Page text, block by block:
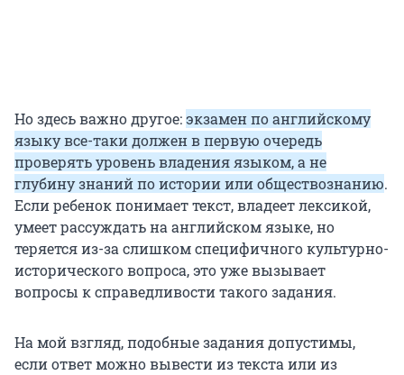
Но здесь важно другое:экзамен по английскому
языку все-таки должен в первую очередь
проверять уровень владения языком, а не
глубину знаний по истории или обществознанию.
Если ребенок понимает текст, владеет лексикой,
умеет рассуждать на английском языке, но
теряется из-за слишком специфичного культурно-
исторического вопроса, это уже вызывает
вопросы к справедливости такого задания.
На мой взгляд, подобные задания допустимы,
если ответ можно вывести из текста или из